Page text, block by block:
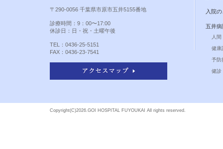
〒290-0056 千葉県市原市五井5155番地
診療時間：9：00〜17:00
休診日：日・祝・土曜午後
TEL：0436-25-5151
FAX：0436-23-7541
入院
五井
人
健康
予防
健診
Copyright(C)2026.GOI HOSPITAL FUYOUKAI All rights reserved.